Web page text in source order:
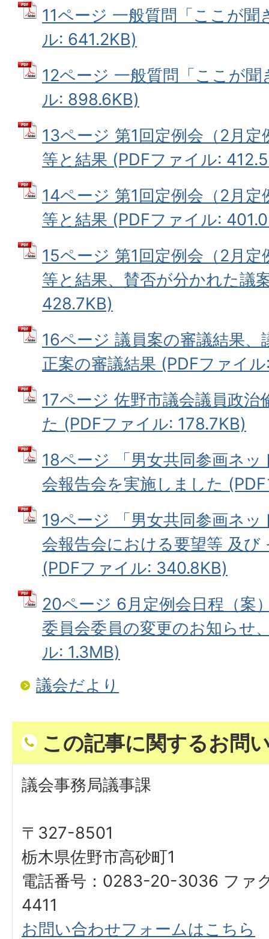
11ページ 一般質問「ここが
ル: 641.2KB)
12ページ 一般質問「ここが
ル: 898.6KB)
13ページ 第1回定例会（2月
等と結果 (PDFファイル:
14ページ 第1回定例会（2月
等と結果 (PDFファイル:
15ページ 第1回定例会（2月
等と結果、賛否が分かれた議
428.7KB)
16ページ 議員案の審議結果
正案の審議結果 (PDFファイ
17ページ 佐野市議会議員政治
た (PDFファイル: 178.7KB)
18ページ 「男女共同参画ネ
会報告会を実施しました
19ページ 「男女共同参画ネ
会報告会における要望等 及び
(PDFファイル: 340.8KB)
20ページ 6月定例会日程（案
委員会委員の変更のお知らせ
ル: 1.3MB)
議会だより
この記事に関するお問
議会事務局議事課
〒327-8501
栃木県佐野市高砂町1
電話番号：0283-20-3036 ファ
4411
お問い合わせフォームはこちら